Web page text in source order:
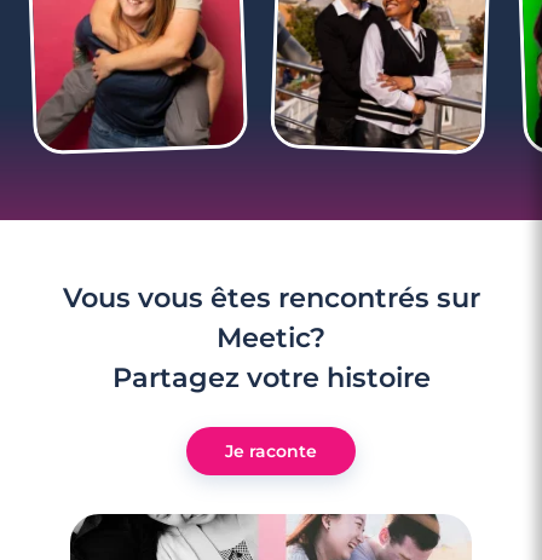
Rencontre à Sausset-les-Pins
Vous vous êtes rencontrés sur
Meetic?
Partagez votre histoire
Je raconte